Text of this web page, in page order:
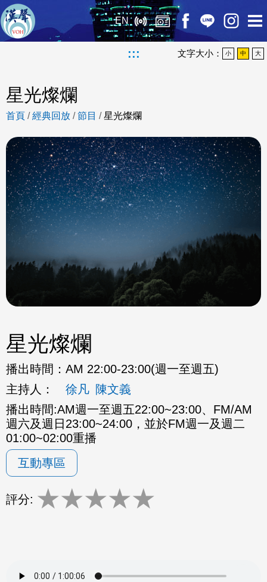
EN
::: 文字大小： 小 中 大
星光燦爛
首頁 /經典回放 /節目 /星光燦爛
星光燦爛
播出時間： AM 22:00-23:00(週一至週五)
主持人：
徐凡 陳文義
播出時間:AM週一至週五22:00~23:00、FM/AM
週六及週日23:00~24:00，並於FM週一及週二
01:00~02:00重播
互動專區
評分: ★★★★★